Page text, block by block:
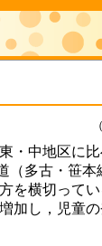
（
・中地区に比
（多古・笹本
を横切って
加し，児童